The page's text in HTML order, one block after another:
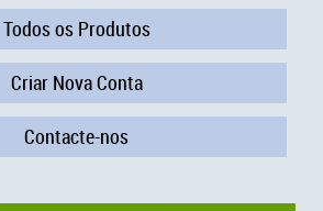
Todos os Produtos
Criar Nova Conta
Contacte-nos